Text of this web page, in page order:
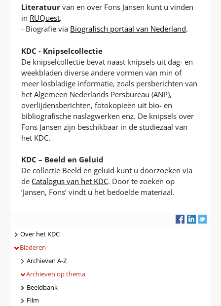
Literatuur van en over Fons Jansen kunt u vinden
in RUQuest.
- Biografie via Biografisch portaal van Nederland.
KDC - Knipselcollectie
De knipselcollectie bevat naast knipsels uit dag- en
weekbladen diverse andere vormen van min of
meer losbladige informatie, zoals persberichten van
het Algemeen Nederlands Persbureau (ANP),
overlijdensberichten, fotokopieën uit bio- en
bibliografische naslagwerken enz. De knipsels over
Fons Jansen zijn beschikbaar in de studiezaal van
het KDC.
KDC – Beeld en Geluid
De collectie Beeld en geluid kunt u doorzoeken via
de Catalogus van het KDC. Door te zoeken op
‘Jansen, Fons’ vindt u het bedoelde materiaal.
Navigatie
Over het KDC
Bladeren
Archieven A-Z
Archieven op thema
Beeldbank
Film